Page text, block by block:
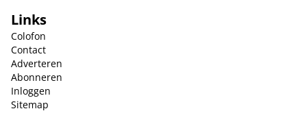
Links
Colofon
Contact
Adverteren
Abonneren
Inloggen
Sitemap